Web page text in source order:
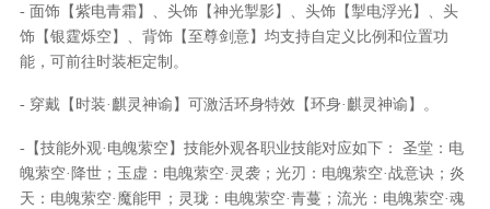
- 面饰【紫电青霜】、头饰【神光掣影】、头饰【掣电浮光】、头
饰【银霆烁空】、背饰【至尊剑意】均支持自定义比例和位置功
能，可前往时装柜定制。
- 穿戴【时装·麒灵神谕】可激活环身特效【环身·麒灵神谕】。
-【技能外观·电魄萦空】技能外观各职业技能对应如下： 圣堂：电
魄萦空·降世；玉虚：电魄萦空·灵袭；光刃：电魄萦空·战意诀；炎
天：电魄萦空·魔能甲；灵珑：电魄萦空·青蔓；流光：电魄萦空·魂